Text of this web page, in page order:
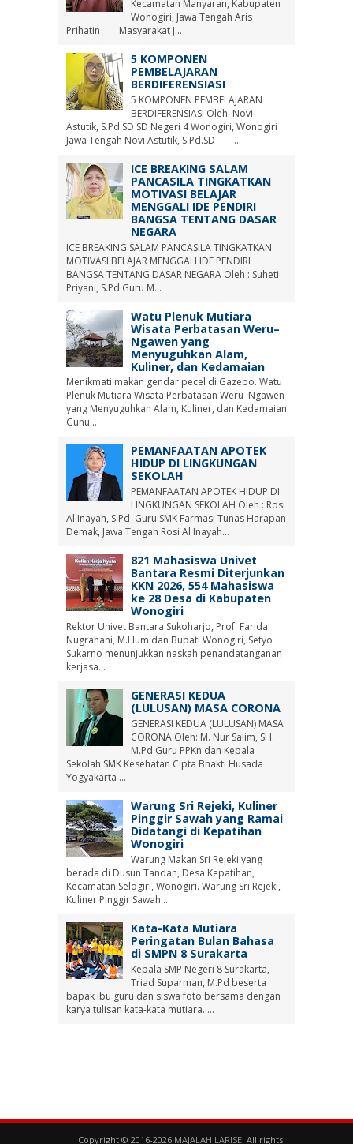
Kecamatan Manyaran, Kabupaten
Wonogiri, Jawa Tengah Aris
Prihatin Masyarakat J...
5 KOMPONEN
PEMBELAJARAN
BERDIFERENSIASI
5 KOMPONEN PEMBELAJARAN
BERDIFERENSIASI Oleh: Novi
Astutik, S.Pd.SD SD Negeri 4 Wonogiri, Wonogiri
Jawa Tengah Novi Astutik, S.Pd.SD ...
ICE BREAKING SALAM
PANCASILA TINGKATKAN
MOTIVASI BELAJAR
MENGGALI IDE PENDIRI
BANGSA TENTANG DASAR
NEGARA
ICE BREAKING SALAM PANCASILA TINGKATKAN
MOTIVASI BELAJAR MENGGALI IDE PENDIRI
BANGSA TENTANG DASAR NEGARA Oleh : Suheti
Priyani, S.Pd Guru M...
Watu Plenuk Mutiara
Wisata Perbatasan Weru–
Ngawen yang
Menyuguhkan Alam,
Kuliner, dan Kedamaian
Menikmati makan gendar pecel di Gazebo. Watu
Plenuk Mutiara Wisata Perbatasan Weru–Ngawen
yang Menyuguhkan Alam, Kuliner, dan Kedamaian
Gunu...
PEMANFAATAN APOTEK
HIDUP DI LINGKUNGAN
SEKOLAH
PEMANFAATAN APOTEK HIDUP DI
LINGKUNGAN SEKOLAH Oleh : Rosi
Al Inayah, S.Pd Guru SMK Farmasi Tunas Harapan
Demak, Jawa Tengah Rosi Al Inayah...
821 Mahasiswa Univet
Bantara Resmi Diterjunkan
KKN 2026, 554 Mahasiswa
ke 28 Desa di Kabupaten
Wonogiri
Rektor Univet Bantara Sukoharjo, Prof. Farida
Nugrahani, M.Hum dan Bupati Wonogiri, Setyo
Sukarno menunjukkan naskah penandatanganan
kerjasa...
GENERASI KEDUA
(LULUSAN) MASA CORONA
GENERASI KEDUA (LULUSAN) MASA
CORONA Oleh: M. Nur Salim, SH.
M.Pd Guru PPKn dan Kepala
Sekolah SMK Kesehatan Cipta Bhakti Husada
Yogyakarta ...
Warung Sri Rejeki, Kuliner
Pinggir Sawah yang Ramai
Didatangi di Kepatihan
Wonogiri
Warung Makan Sri Rejeki yang
berada di Dusun Tandan, Desa Kepatihan,
Kecamatan Selogiri, Wonogiri. Warung Sri Rejeki,
Kuliner Pinggir Sawah ...
Kata-Kata Mutiara
Peringatan Bulan Bahasa
di SMPN 8 Surakarta
Kepala SMP Negeri 8 Surakarta,
Triad Suparman, M.Pd beserta
bapak ibu guru dan siswa foto bersama dengan
karya tulisan kata-kata mutiara. ...
Copyright © 2016-2026 MAJALAH LARISE . All rights